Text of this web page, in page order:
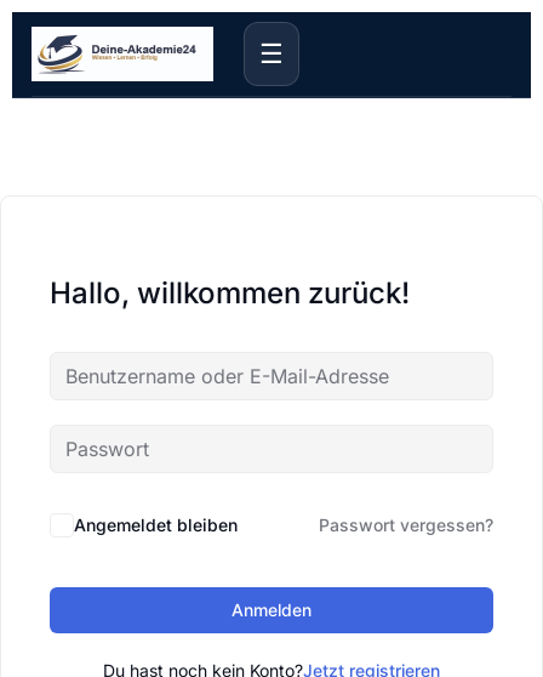
☰
Hallo, willkommen zurück!
Angemeldet bleiben Passwort vergessen?
Anmelden
Du hast noch kein Konto?Jetzt registrieren